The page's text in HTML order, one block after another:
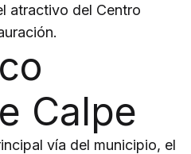
atractivo del Centro
Calpe
vía del municipio, el